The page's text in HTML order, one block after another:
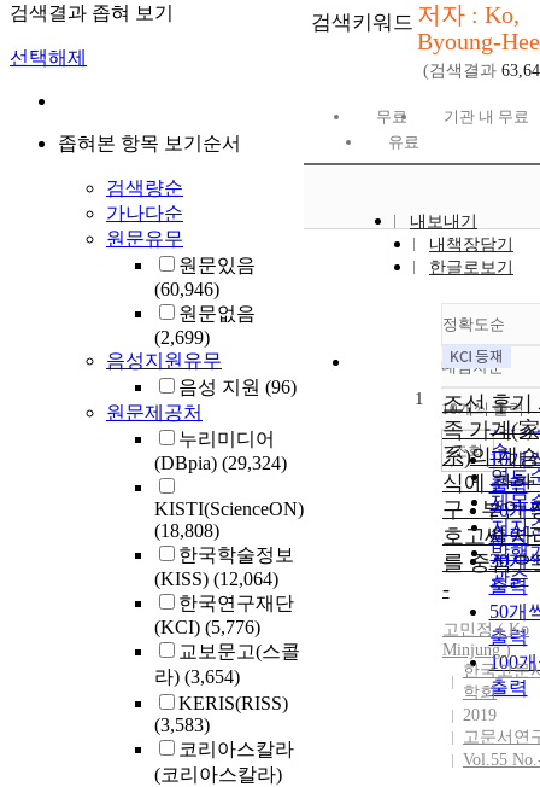
검색결과 좁혀 보기
선택해제
좁혀본 항목 보기순서
검색량순
가나다순
원문유무
원문있음
(60,946)
원문없음
(2,699)
음성지원유무
음성 지원 (96)
원문제공처
누리미디어
(DBpia) (29,324)
KISTI(ScienceON)
(18,808)
한국학술정보
(KISS) (12,064)
한국연구재단
(KCI) (5,776)
교보문고(스콜
라) (3,654)
KERIS(RISS)
(3,583)
코리아스칼라
(코리아스칼라)
검색키워드 저자 : Ko,
Byoung-Hee
(검색결과
무료
기관 내 무료
유료
내보내기
내책장담기
한글로보기
정확도순
정확
순
인기
순
연도
제목
저자
발행
관순
내림차순
내림
10개씩 출력
10개
출력
20개
출력
30개
출력
50개
출력
100
출력
조회
1
조선 후기
족 가계(家
系)의 계
식에 관한
구 - 부안
호고씨 사
를 중심으
-
고민정 (Ko
Minjung )
한국고문
학회
2019
고문서연
Vol.55